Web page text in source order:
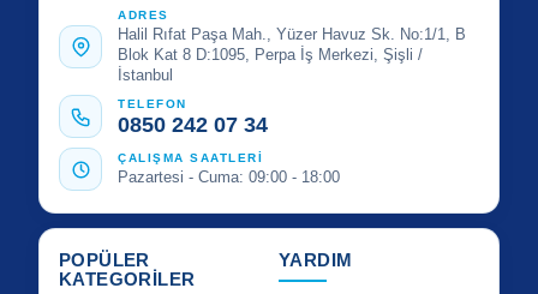
ADRES
Halil Rıfat Paşa Mah., Yüzer Havuz Sk. No:1/1, B
Blok Kat 8 D:1095, Perpa İş Merkezi, Şişli /
İstanbul
TELEFON
0850 242 07 34
ÇALIŞMA SAATLERİ
Pazartesi - Cuma: 09:00 - 18:00
POPÜLER
KATEGORİLER
YARDIM